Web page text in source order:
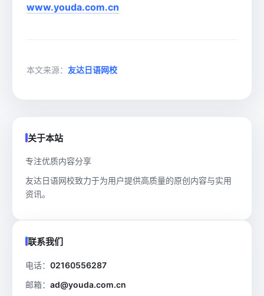
www.youda.com.cn
本文来源： 友达日语网校
关于本站
专注优质内容分享
友达日语网校致力于为用户提供高质量的原创内容与实用
资讯。
联系我们
电话： 02160556287
邮箱： ad@youda.com.cn